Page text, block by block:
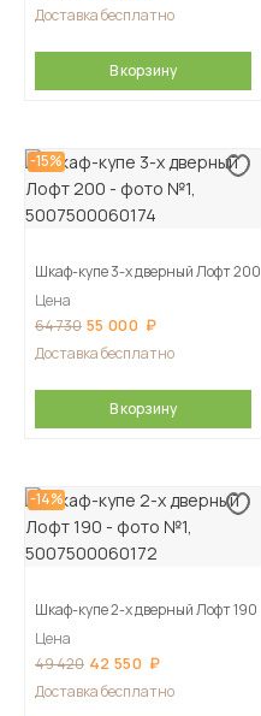
Доставка бесплатно
В корзину
-15%
Шкаф-купе 3-х дверный Лофт 200
Цена
64 730 55 000
Доставка бесплатно
В корзину
-14%
Шкаф-купе 2-х дверный Лофт 190
Цена
49 420 42 550
Доставка бесплатно